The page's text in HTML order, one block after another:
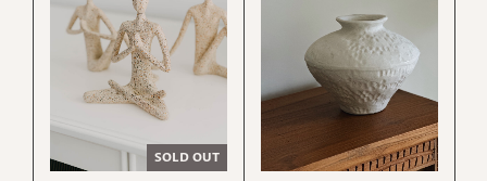
SOLD OUT